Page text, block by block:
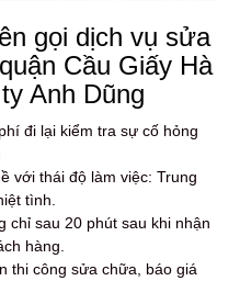
gọi dịch vụ sửa
Cầu Giấy Hà
Anh Dũng
đi lại kiểm tra sự cố hỏng
với thái độ làm việc: Trung
tình.
chỉ sau 20 phút sau khi nhận
hàng.
thi công sửa chữa, báo giá